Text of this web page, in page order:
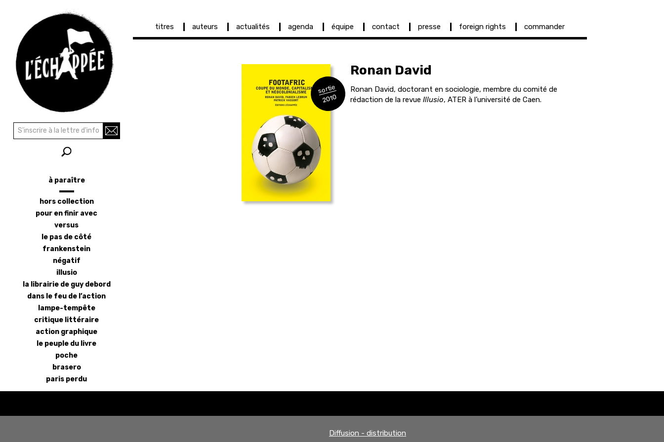
contenu
principal
principale
titres auteurs actualités agenda équipe contact presse foreign rights commander
sortie
2010
Ronan David
Ronan David, doctorant en sociologie, membre du comité de
rédaction de la revue Illusio, ATER à l’université de Caen.
Rechercher
latéral
à paraître
hors collection
pour en finir avec
versus
le pas de côté
frankenstein
négatif
illusio
la librairie de guy debord
dans le feu de l’action
lampe-tempête
critique littéraire
action graphique
le peuple du livre
poche
brasero
paris perdu
Diffusion - distribution